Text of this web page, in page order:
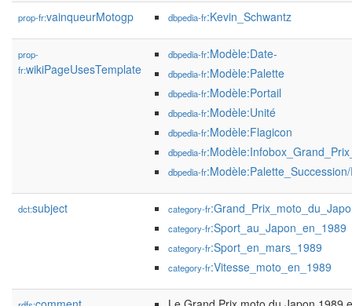
prop-fr:vainqueurMotogp dbpedia-fr:Kevin_Schwantz
prop-
fr:wikiPageUsesTemplate
dbpedia-fr:Modèle:Date-
dbpedia-fr:Modèle:Palette
dbpedia-fr:Modèle:Portail
dbpedia-fr:Modèle:Unité
dbpedia-fr:Modèle:Flagicon
dbpedia-fr
dbpedia-fr
dct:subject category-fr
category-fr:Sport_au_Japon_en_1989
category-fr:Sport_en_mars_1989
category-fr:Vitesse_moto_en_1989